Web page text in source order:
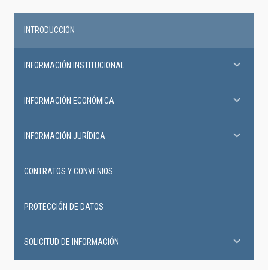
navegación
INTRODUCCIÓN
INFORMACIÓN INSTITUCIONAL
INFORMACIÓN ECONÓMICA
INFORMACIÓN JURÍDICA
CONTRATOS Y CONVENIOS
PROTECCIÓN DE DATOS
SOLICITUD DE INFORMACIÓN